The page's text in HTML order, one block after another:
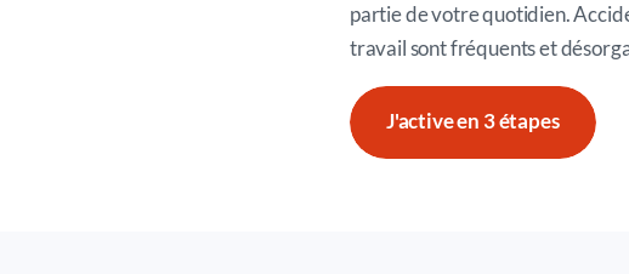
partie de votre quotidien.
travail sont fréquents et
J'active en 3 étapes